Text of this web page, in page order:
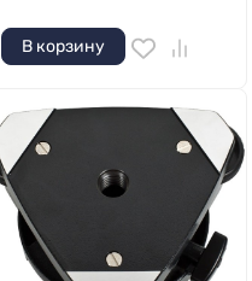
В корзину